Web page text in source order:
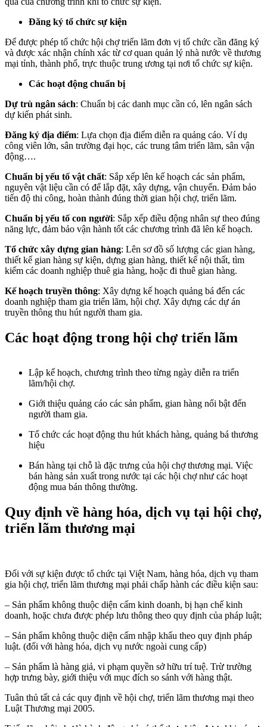
Đăng ký tổ chức sự kiện
Để được phép tổ chức hội chợ triển lãm đơn vị tổ chức cần đăng ký
và được xác nhận chính xác từ cơ quan quản lý nhà nước về thương
mại tỉnh, thành phố, trực thuộc trung ương tại nơi tổ chức sự kiện.
Các hoạt động chuẩn bị
Dự trù ngân sách: Chuẩn bị các danh mục cần có, lên ngân sách
dự kiến phát sinh.
Đăng ký địa điểm: Lựa chọn địa điểm diễn ra quảng cáo. Ví dụ
công viên lớn, sân trường đại học, các trung tâm triển lãm, sân vận
động….
Chuẩn bị yếu tố vật chất: Sắp xếp lên kế hoạch các sản phẩm,
nguyên vật liệu cần có để lắp đặt, xây dựng, vận chuyển. Đảm bảo
tiến độ thi công, hoàn thành đúng thời gian hội chợ, triển lãm.
Chuẩn bị yếu tố con người: Sắp xếp điều động nhân sự theo đúng
năng lực, đảm bảo vận hành tốt các chương trình đã lên kế hoạch.
Tổ chức xây dựng gian hàng: Lên sơ đồ số lượng các gian hàng,
thiết kế gian hàng sự kiện, dựng gian hàng, thiết kế nội thất, tìm
kiếm các doanh nghiệp thuê gia hàng, hoặc đi thuê gian hàng.
Kế hoạch truyền thông: Xây dựng kế hoạch quảng bá đến các
doanh nghiệp tham gia triển lãm, hội chợ. Xây dựng các dự án
truyền thông thu hút người tham gia.
Các hoạt động trong hội chợ triển lãm
Lập kế hoạch, chương trình theo từng ngày diễn ra triển
lãm/hội chợ.
Giới thiệu quảng cáo các sản phẩm, gian hàng nổi bật đến
người tham gia.
Tổ chức các hoạt động thu hút khách hàng, quảng bá thương
hiệu
Bán hàng tại chỗ là đặc trưng của hội chợ thương mại. Việc
bán hàng sản xuất trong nước tại các hội chợ như các hoạt
động mua bán thông thường.
Quy định về hàng hóa, dịch vụ tại hội chợ,
triển lãm thương mại
Đối với sự kiện được tổ chức tại Việt Nam, hàng hóa, dịch vụ tham
gia hội chợ, triển lãm thương mại phải chấp hành các điều kiện sau:
– Sản phẩm không thuộc diện cấm kinh doanh, bị hạn chế kinh
doanh, hoặc chưa được phép lưu thông theo quy định của pháp luật;
– Sản phẩm không thuộc diện cấm nhập khẩu theo quy định pháp
luật. (đối với hàng hóa, dịch vụ nước ngoài cung cấp)
– Sản phẩm là hàng giả, vi phạm quyền sở hữu trí tuệ. Trừ trường
hợp trưng bày, giới thiệu với mục đích so sánh với hàng thật.
Tuân thủ tất cả các quy định về hội chợ, triển lãm thương mại theo
Luật Thương mại 2005.